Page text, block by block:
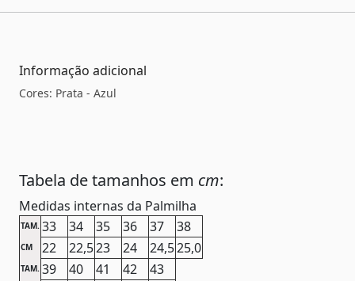
Informação adicional
Cores: Prata - Azul
Tabela de tamanhos em cm:
Medidas internas da Palmilha
TAM. 33 34 35 36 37 38
CM 22 22,523 24 24,525,0
TAM. 39 40 41 42 43